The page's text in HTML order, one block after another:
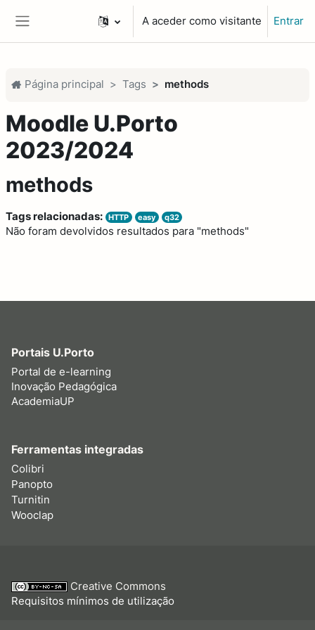
Ir para o conteúdo principal
A aceder como visitante Entrar
Página principal Tags methods
Moodle U.Porto
2023/2024
methods
Tags relacionadas: HTTP easy q32
Não foram devolvidos resultados para "methods"
Portais U.Porto
Portal de e-learning
Inovação Pedagógica
AcademiaUP
Ferramentas integradas
Colibri
Panopto
Turnitin
Wooclap
Creative Commons
Requisitos mínimos de utilização